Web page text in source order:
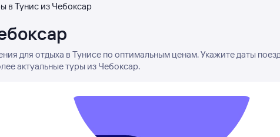
в Тунис из Чебоксар
для отдыха в Тунисе по оптимальным ценам. Укажите даты
актуальные туры из Чебоксар.